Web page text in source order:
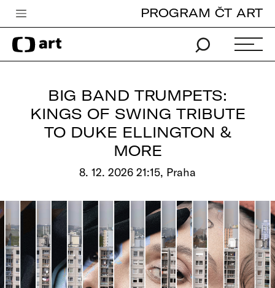
Česká televize
Zpravodajství
iVysílání
TV program
Vše o ČT
PROGRAM ČT ART
BIG BAND TRUMPETS:
KINGS OF SWING TRIBUTE
TO DUKE ELLINGTON &
MORE
8. 12. 2026 21:15, Praha